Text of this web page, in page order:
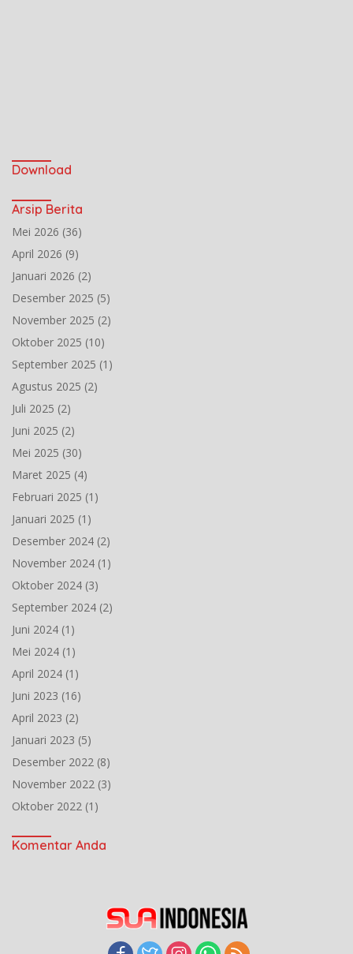
Download
Arsip Berita
Mei 2026 (36)
April 2026 (9)
Januari 2026 (2)
Desember 2025 (5)
November 2025 (2)
Oktober 2025 (10)
September 2025 (1)
Agustus 2025 (2)
Juli 2025 (2)
Juni 2025 (2)
Mei 2025 (30)
Maret 2025 (4)
Februari 2025 (1)
Januari 2025 (1)
Desember 2024 (2)
November 2024 (1)
Oktober 2024 (3)
September 2024 (2)
Juni 2024 (1)
Mei 2024 (1)
April 2024 (1)
Juni 2023 (16)
April 2023 (2)
Januari 2023 (5)
Desember 2022 (8)
November 2022 (3)
Oktober 2022 (1)
Komentar Anda